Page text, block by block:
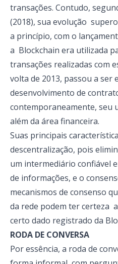
transações. Contudo,
(2018), sua evolução
a princípio, com o
a Blockchain era utilizada
transações realizadas com
volta de 2013, passou a ser
desenvolvimento de
contemporaneamente, seu
além da área financeira.
Suas principais
descentralização, pois
um intermediário confiável
de informações, e o
mecanismos de consenso
da rede podem ter certeza
certo dado registrado da
RODA DE CONVERSA
Por essência, a roda de